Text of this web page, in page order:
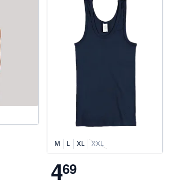
M L XL XXL
469